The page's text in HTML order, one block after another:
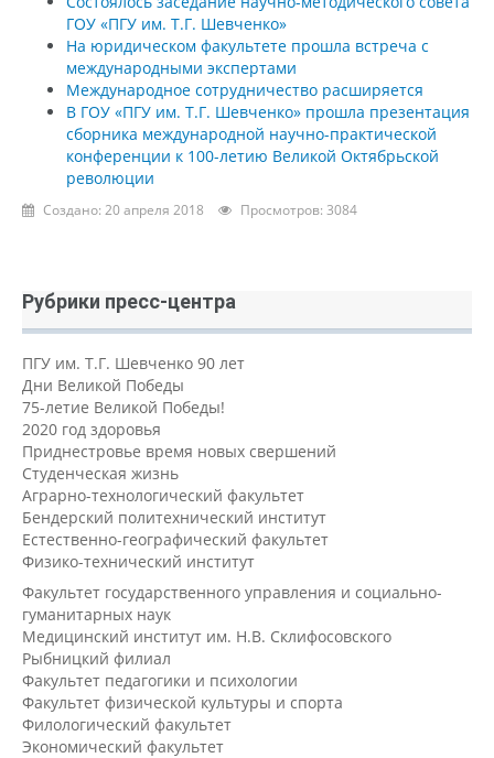
ГОУ «ПГУ им. Т.Г. Шевченко»
На юридическом факультете прошла встреча с
международными экспертами
Международное сотрудничество расширяется
В ГОУ «ПГУ им. Т.Г. Шевченко» прошла презентация
сборника международной научно-практической
конференции к 100-летию Великой Октябрьской
революции
Создано: 20 апреля 2018 Просмотров: 3084
Рубрики пресс-центра
ПГУ им. Т.Г. Шевченко 90 лет
Дни Великой Победы
75-летие Великой Победы!
2020 год здоровья
Приднестровье время новых свершений
Студенческая жизнь
Аграрно-технологический факультет
Бендерский политехнический институт
Естественно-географический факультет
Физико-технический институт
Факультет государственного управления и социально-
гуманитарных наук
Медицинский институт им. Н.В. Склифосовского
Рыбницкий филиал
Факультет педагогики и психологии
Факультет физической культуры и спорта
Филологический факультет
Экономический факультет